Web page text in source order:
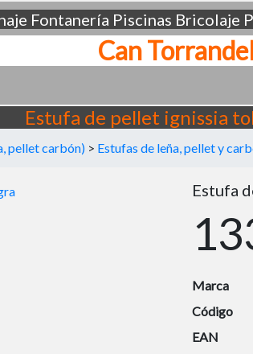
Fontanería Piscinas Bricolaje
Can
Estufa de pellet ignissia
pellet carbón) > Estufas de leña, pellet y
Estufa
Marca
Código
EAN